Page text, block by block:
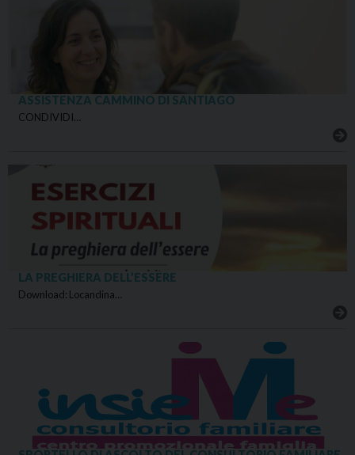
ASSISTENZA CAMMINO DI SANTIAGO
CONDIVIDI…
LA PREGHIERA DELL’ESSERE
Download: Locandina…